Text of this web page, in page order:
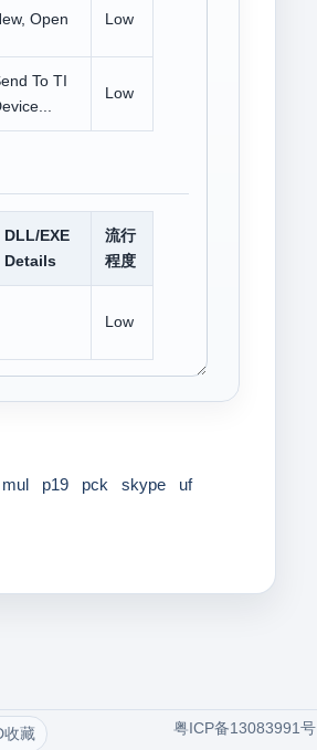
Open Low
To TI
Low
DLL/EXE
Details
流行
程度
Low
mul p19 pck skype
uf
收藏 粤ICP备13083991号